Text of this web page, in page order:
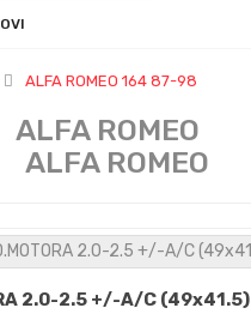
ALFA ROMEO 164 87-98
ALFA ROMEO
2.0-2.5 +/-A/C (49x41.5)